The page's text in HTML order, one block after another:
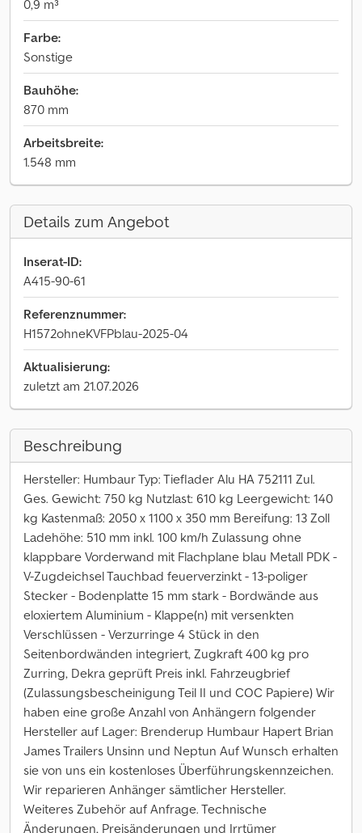
0,9 m³
Farbe:
Sonstige
Bauhöhe:
870 mm
Arbeitsbreite:
1.548 mm
Details zum Angebot
Inserat-ID:
A415-90-61
Referenznummer:
H1572ohneKVFPblau-2025-04
Aktualisierung:
zuletzt am 21.07.2026
Beschreibung
Hersteller: Humbaur Typ: Tieflader Alu HA 752111 Zul.
Ges. Gewicht: 750 kg Nutzlast: 610 kg Leergewicht: 140
kg Kastenmaß: 2050 x 1100 x 350 mm Bereifung: 13 Zoll
Ladehöhe: 510 mm inkl. 100 km/h Zulassung ohne
klappbare Vorderwand mit Flachplane blau Metall PDK -
V-Zugdeichsel Tauchbad feuerverzinkt - 13-poliger
Stecker - Bodenplatte 15 mm stark - Bordwände aus
eloxiertem Aluminium - Klappe(n) mit versenkten
Verschlüssen - Verzurringe 4 Stück in den
Seitenbordwänden integriert, Zugkraft 400 kg pro
Zurring, Dekra geprüft Preis inkl. Fahrzeugbrief
(Zulassungsbescheinigung Teil II und COC Papiere) Wir
haben eine große Anzahl von Anhängern folgender
Hersteller auf Lager: Brenderup Humbaur Hapert Brian
James Trailers Unsinn und Neptun Auf Wunsch erhalten
sie von uns ein kostenloses Überführungskennzeichen.
Wir reparieren Anhänger sämtlicher Hersteller.
Weiteres Zubehör auf Anfrage. Technische
Änderungen, Preisänderungen und Irrtümer